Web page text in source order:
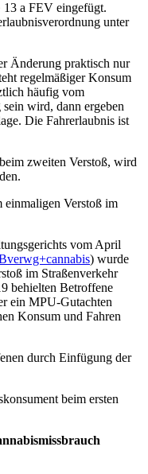
13 a FEV eingefügt.
unter
Änderung praktisch nur
regelmäßiger Konsum
häufig vom
wird, dann ergeben
Die Fahrerlaubnis ist
zweiten Verstoß, wird
einmaligen Verstoß im
vom April
) wurde
im Straßenverkehr
behielten Betroffene
ein MPU-Gutachten
Konsum und Fahren
durch Einfügung der
beim ersten